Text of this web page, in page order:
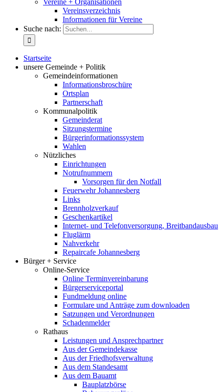
Vereine + Organisationen
Vereinsverzeichnis
Informationen für Vereine
Suche nach:
Startseite
unsere Gemeinde + Politik
Gemeindeinformationen
Informationsbroschüre
Ortsplan
Partnerschaft
Kommunalpolitik
Gemeinderat
Sitzungstermine
Bürgerinformationssystem
Wahlen
Nützliches
Einrichtungen
Notrufnummern
Vorsorgen für den Notfall
Feuerwehr Johannesberg
Links
Brennholzverkauf
Geschenkartikel
Internet- und Telefonversorgung, Breitbandausbau
Fluglärm
Nahverkehr
Repaircafe Johannesberg
Bürger + Service
Online-Service
Online Terminvereinbarung
Bürgerserviceportal
Fundmeldung online
Formulare und Anträge zum downloaden
Satzungen und Verordnungen
Schadenmelder
Rathaus
Leistungen und Ansprechpartner
Aus der Gemeindekasse
Aus der Friedhofsverwaltung
Aus dem Standesamt
Aus dem Bauamt
Bauplatzbörse